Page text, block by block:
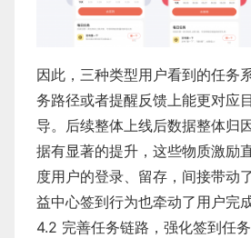
因此，三种类型用户看到的任务
务路径或者提醒反馈上能更对应
导。后续整体上线后数据整体归
据有显著的提升，这些物质激励
度用户的登录、留存，间接带动
益中心签到行为也牵动了用户完
​4.2 完善任务链路，强化签到任务